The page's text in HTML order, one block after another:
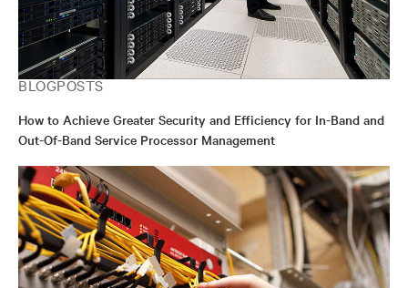
BLOGPOSTS
How to Achieve Greater Security and Efficiency for In-Band and
Out-Of-Band Service Processor Management